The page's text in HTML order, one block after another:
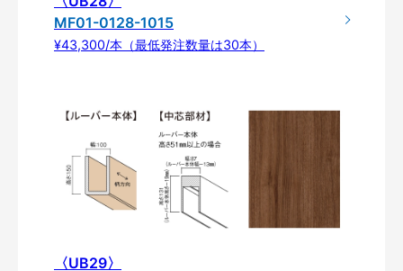
MF01-0128-1015
¥43,300/本（最低発注数量は30本）
〈UB29〉